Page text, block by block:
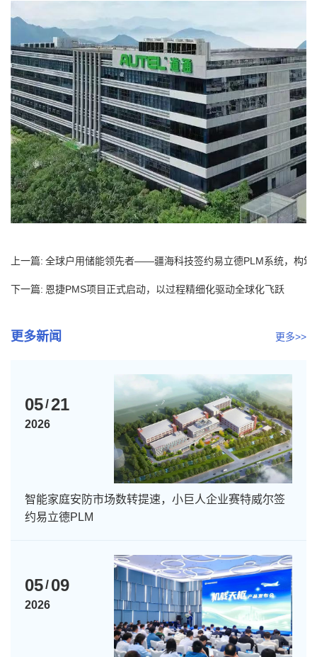
上一篇: 全球户用储能领先者——疆海科技签约易立德PLM系统，构筑
数字...
下一篇: 恩捷PMS项目正式启动，以过程精细化驱动全球化飞跃
更多新闻 更多>>
05/21
2026
智能家庭安防市场数转提速，小巨人企业赛特威尔签
约易立德PLM
05/ 09
2026